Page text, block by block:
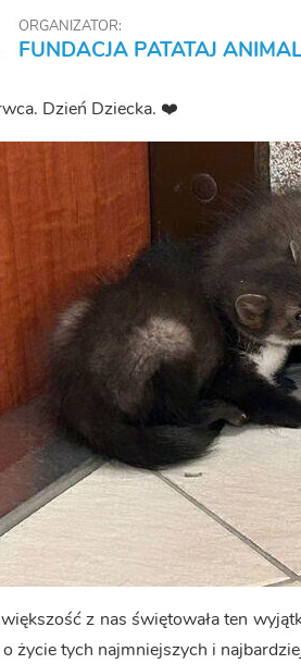
ORGANIZATOR:
FUNDACJA PATATAJ
Dzień Dziecka. ❤️
z nas świętowała ten
życie tych najmniejszych i